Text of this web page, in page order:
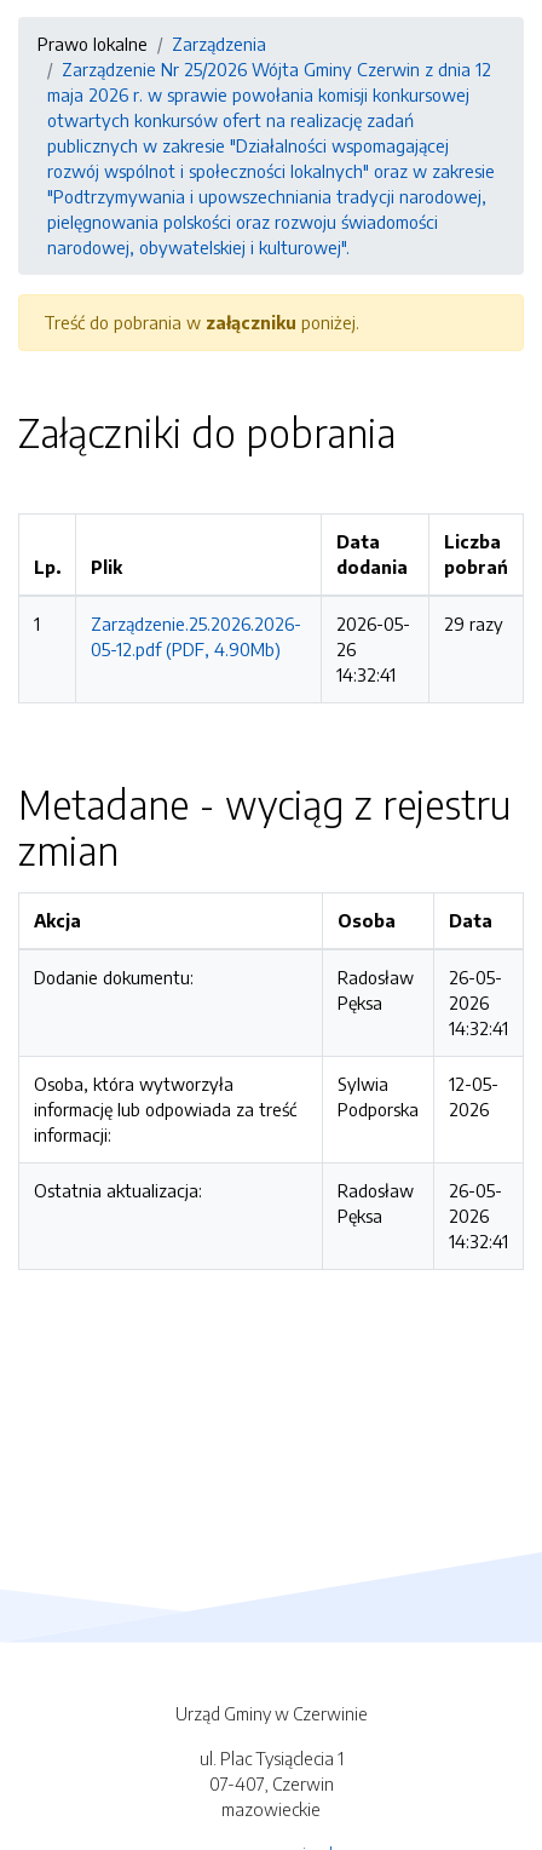
Prawo lokalne
Zarządzenia
Zarządzenie Nr 25/2026 Wójta Gminy Czerwin z dnia 12
maja 2026 r. w sprawie powołania komisji konkursowej
otwartych konkursów ofert na realizację zadań
publicznych w zakresie "Działalności wspomagającej
rozwój wspólnot i społeczności lokalnych" oraz w zakresie
"Podtrzymywania i upowszechniania tradycji narodowej,
pielęgnowania polskości oraz rozwoju świadomości
narodowej, obywatelskiej i kulturowej".
Treść do pobrania w załączniku poniżej.
Załączniki do pobrania
Lp. Plik
Data
dodania
Liczba
pobrań
1
Zarządzenie.25.2026.2026-
05-12.pdf (PDF, 4.90Mb)
2026-05-
26
14:32:41
29 razy
Metadane - wyciąg z rejestru
zmian
Akcja Osoba Data
Dodanie dokumentu:
Radosław
Pęksa
26-05-
2026
14:32:41
Osoba, która wytworzyła
informację lub odpowiada za treść
informacji:
Sylwia
Podporska
12-05-
2026
Ostatnia aktualizacja:
Radosław
Pęksa
26-05-
2026
14:32:41
Urząd Gminy w Czerwinie
ul. Plac Tysiąclecia 1
07-407, Czerwin
mazowieckie